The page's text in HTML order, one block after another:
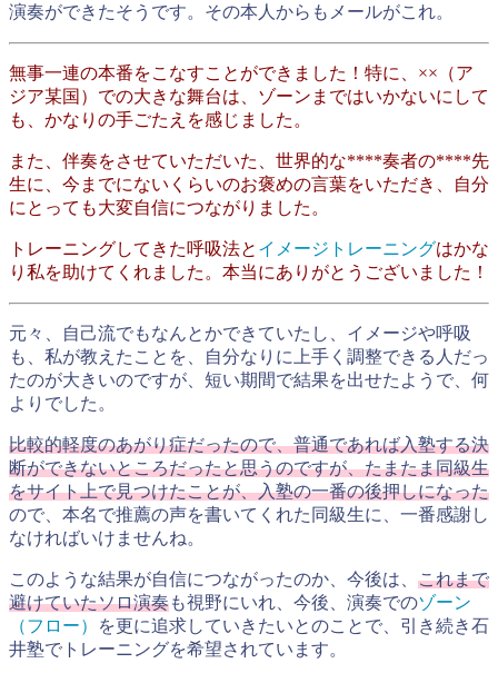
演奏ができたそうです。その本人からもメールがこれ。
無事一連の本番をこなすことができました！特に、××（ア
ジア某国）での大きな舞台は、ゾーンまではいかないにして
も、かなりの手ごたえを感じました。
また、伴奏をさせていただいた、世界的な****奏者の****先
生に、今までにないくらいのお褒めの言葉をいただき、自分
にとっても大変自信につながりました。
トレーニングしてきた呼吸法と イメージトレーニングはかな
り私を助けてくれました。本当にありがとうございました！
元々、自己流でもなんとかできていたし、イメージや呼吸
も、私が教えたことを、自分なりに上手く調整できる人だっ
たのが大きいのですが、短い期間で結果を出せたようで、何
よりでした。
比較的軽度のあがり症だったので、普通であれば入塾する決
断ができないところだったと思うのですが、たまたま同級生
をサイト上で見つけたことが、入塾の一番の後押しになった
ので、本名で推薦の声を書いてくれた同級生に、一番感謝し
なければいけませんね。
このような結果が自信につながったのか、今後は、 これまで
避けていたソロ演奏も視野にいれ、今後、演奏でのゾーン
（フロー）
を更に追求していきたいとのことで、引き続き石
井塾でトレーニングを希望されています。